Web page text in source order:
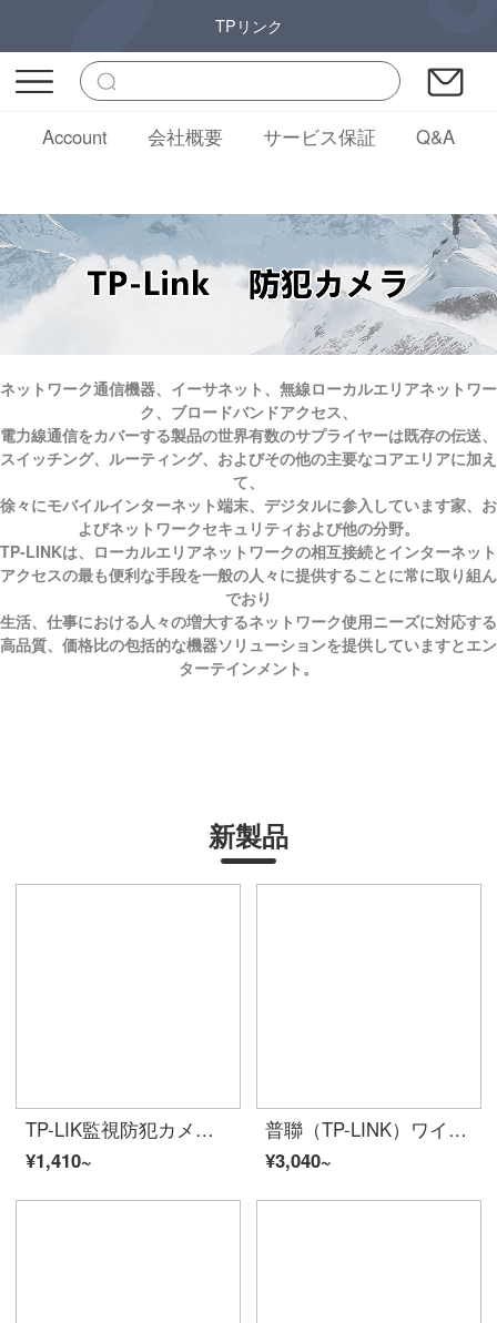
TPリンク
Account 会社概要 サービス保証 Q&A
ネットワーク通信機器、イーサネット、無線ローカルエリアネットワー
ク、ブロードバンドアクセス、
電力線通信をカバーする製品の世界有数のサプライヤーは既存の伝送、
スイッチング、ルーティング、およびその他の主要なコアエリアに加え
て、
徐々にモバイルインターネット端末、デジタルに参入しています家、お
よびネットワークセキュリティおよび他の分野。
TP-LINKは、ローカルエリアネットワークの相互接続とインターネット
アクセスの最も便利な手段を一般の人々に提供することに常に取り組ん
でおり
生活、仕事における人々の増大するネットワーク使用ニーズに対応する
高品質、価格比の包括的な機器ソリューションを提供していますとエン
ターテインメント。
新製品
TP-LIK監視防犯カメラ200万監視ワイヤワイファイ家室外HDラインラインラインラインラインラインラインラインラインライン200万IPC 525 C-4-W 20電源サポート付きメタカードド
¥1,410~
普聯（TP-LINK）ワイヤレス監視室外防犯カメラ防水360°パノラマHDWIFIスマホリトでフルカーララインタネラットTL-IP 634-A 4【300万HD】32 G
¥3,040~